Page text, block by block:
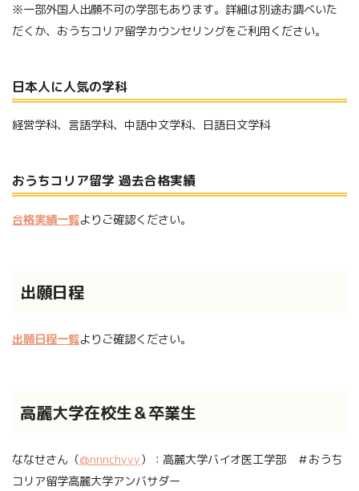
※一部外国人出願不可の学部もあります。詳細は別途お調べいた
だくか、おうちコリア留学カウンセリングをご利用ください。
日本人に人気の学科
経営学科、言語学科、中語中文学科、日語日文学科
おうちコリア留学 過去合格実績
合格実績一覧よりご確認ください。
出願日程
出願日程一覧よりご確認ください。
高麗大学在校生＆卒業生
ななせさん（@nnnchyyy）：高麗大学バイオ医工学部 ＃おうち
コリア留学高麗大学アンバサダー